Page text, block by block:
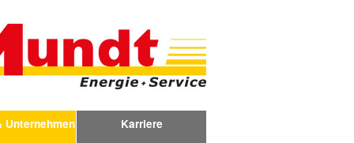
Unternehmen Karriere